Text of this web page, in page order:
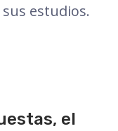
estudios.
el